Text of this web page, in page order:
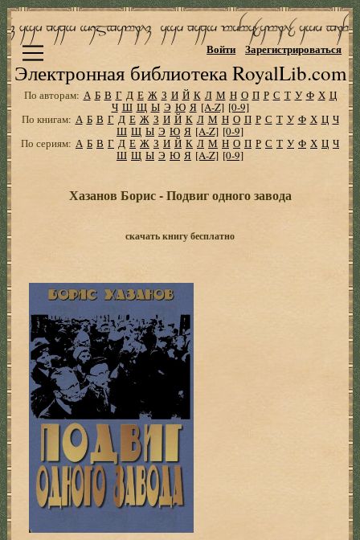
Электронная библиотека RoyalLib.com
Войти Зарегистрироваться
По авторам: А Б В Г Д Е Ж З И Й К Л М Н О П Р С Т У Ф Х Ц
Ч Ш Щ Ы Э Ю Я [A-Z] [0-9]
По книгам: А Б В Г Д Е Ж З И Й К Л М Н О П Р С Т У Ф Х Ц Ч
Ш Щ Ы Э Ю Я [A-Z] [0-9]
По сериям: А Б В Г Д Е Ж З И Й К Л М Н О П Р С Т У Ф Х Ц Ч
Ш Щ Ы Э Ю Я [A-Z] [0-9]
Хазанов Борис - Подвиг одного завода
скачать книгу бесплатно